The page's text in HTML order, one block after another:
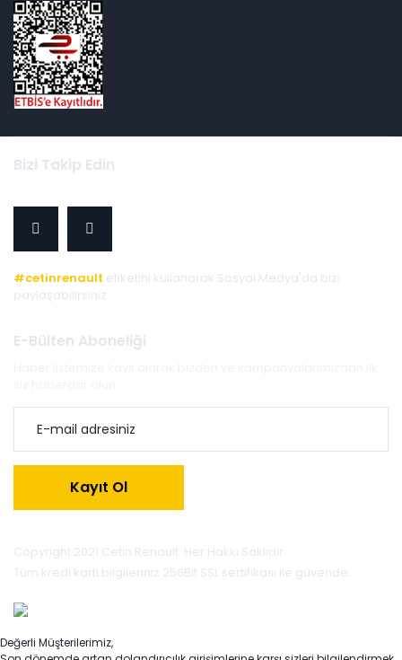
Bizi Takip Edin
#cetinrenault etiketini kullanarak Sosyal Medya'da bizi
paylaşabilirsiniz.
E-Bülten Aboneliği
Kayıt Ol
Copyright 2021 Cetin Renault. Her Hakkı Saklıdır.
Tüm kredi kartı bilgileriniz 256Bit SSL sertifikası ile güvende.
Değerli Müşterilerimiz,